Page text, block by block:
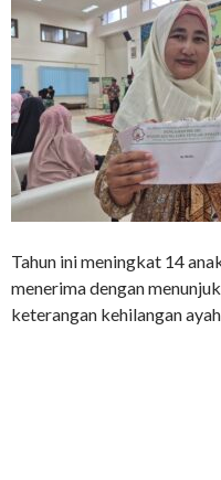
Tahun ini meningkat 14
menerima dengan
keterangan kehilangan